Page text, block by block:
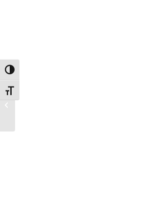
Umschalten auf hohe Kontraste
Schrift vergrößern